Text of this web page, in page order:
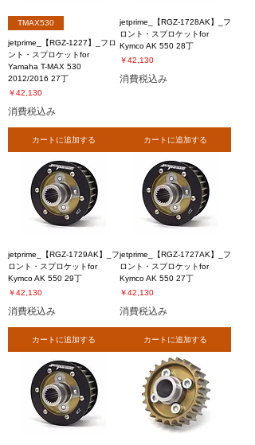
TMAX530
jetprime_【RGZ-1227】_フロ
ント・スプロケットfor
Yamaha T-MAX 530
2012/2016 27丁
価格
￥42,130
消費税込み
カートに追加する
jetprime_【RGZ-1728AK】_フ
ロント・スプロケットfor
Kymco AK 550 28丁
価格
￥42,130
消費税込み
カートに追加する
jetprime_【RGZ-1729AK】_フ
ロント・スプロケットfor
Kymco AK 550 29丁
価格
￥42,130
消費税込み
カートに追加する
jetprime_【RGZ-1727AK】_フ
ロント・スプロケットfor
Kymco AK 550 27丁
価格
￥42,130
消費税込み
カートに追加する